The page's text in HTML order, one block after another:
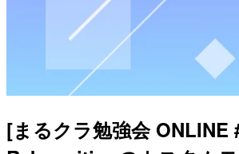
[まるクラ勉強会 ONLINE